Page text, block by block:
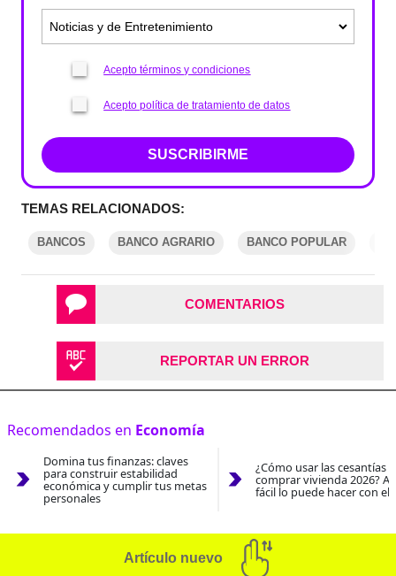
Acepto términos y condiciones
Acepto política de tratamiento de datos
SUSCRIBIRME
TEMAS RELACIONADOS:
BANCOS BANCO AGRARIO BANCO POPULAR
COMENTARIOS
REPORTAR UN ERROR
Recomendados en Economía
Domina tus finanzas: claves
para construir estabilidad
económica y cumplir tus metas
personales
¿Cómo usar las cesantías
comprar vivienda 2026?
fácil lo puede hacer con el
Artículo nuevo